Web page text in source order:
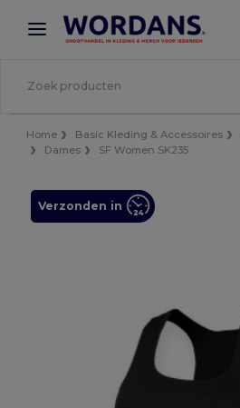
× Wordans-app
Betere prijzen in de app!
Home Basic Kleding & Accessoires
Dames
SF Women SK235
Verzonden in